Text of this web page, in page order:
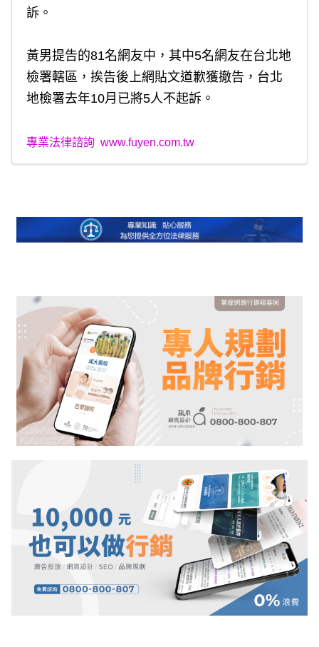
訴。
黃男提告的81名網友中，其中5名網友在台北地
檢署轄區，挨告後上網貼文道歉獲撤告，台北
地檢署去年10月已將5人不起訴。
專業法律諮詢www.fuyen.com.tw